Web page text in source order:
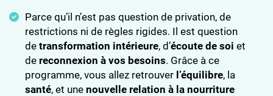
Parce qu’il n’est pas question de privation, de
restrictions ni de règles rigides. Il est question
de transformation intérieure, d’écoute de soi et
de reconnexion à vos besoins. Grâce à ce
programme, vous allez retrouver l’équilibre, la
santé, et une nouvelle relation à la nourriture